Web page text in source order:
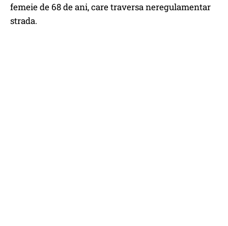
femeie de 68 de ani, care traversa neregulamentar
strada.